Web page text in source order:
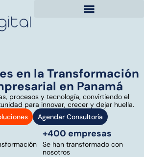
en la Transformación
en Panamá
procesos y tecnología, convirtiendo el
para innovar, crecer y dejar huella.
Agendar Consultoría
+400 empresas
Se han transformado con
nosotros